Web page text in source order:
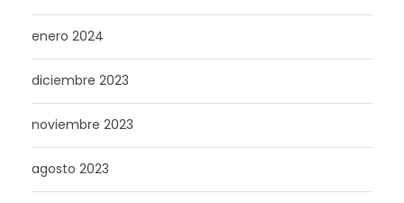
enero 2024
diciembre 2023
noviembre 2023
agosto 2023